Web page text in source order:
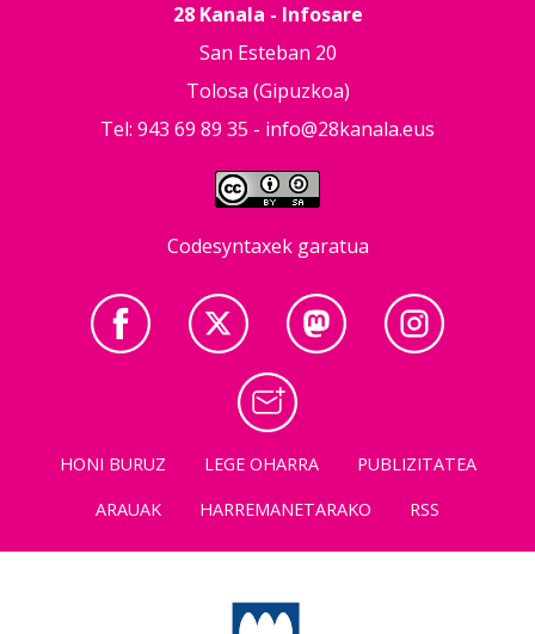
28 Kanala - Infosare
San Esteban 20
Tolosa (Gipuzkoa)
Tel: 943 69 89 35 - info@28kanala.eus
Codesyntaxek garatua
HONI BURUZ LEGE OHARRA
PUBLIZITATEA
ARAUAK
HARREMANETARAKO RSS